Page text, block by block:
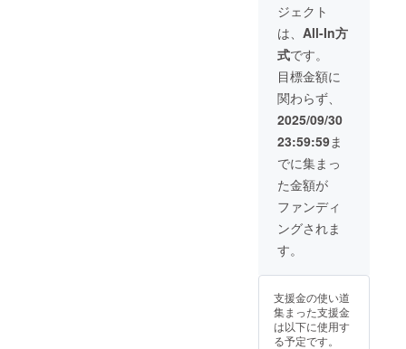
ジェクト
は、 All-In方
式です。
目標金額に
関わらず、
2025/09/30
23:59:59ま
でに集まっ
た金額が
ファンディ
ングされま
す。
支援金の使い道
集まった支援金
は以下に使用す
る予定です。